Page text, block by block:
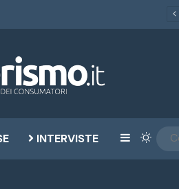
INTERVISTE Barra